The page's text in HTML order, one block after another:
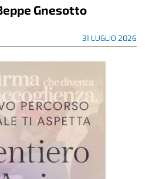
Gnesotto
31 LUGLIO 2026